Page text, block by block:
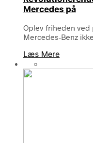
Mercedes på
Oplev friheden ved
Mercedes-Benz
Læs Mere